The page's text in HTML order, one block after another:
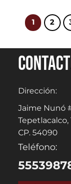
1 2
Dirección:
Jaime Nunó
CP. 54090
Teléfono: